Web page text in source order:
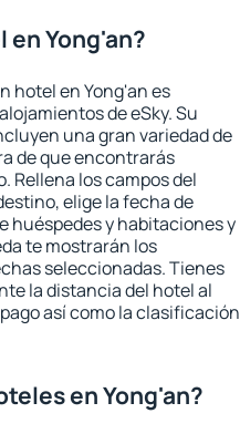
Yong'an?
hotel en Yong'an es
de eSky. Su
una gran variedad de
de que encontrarás
Rellena los campos del
elige la fecha de
huéspedes y habitaciones y
te mostrarán los
seleccionadas. Tienes
la distancia del hotel al
así como la clasificación
en Yong'an?